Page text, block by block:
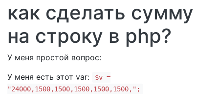
как сделать сумму
на строку в php?
У меня простой вопрос:
У меня есть этот var:
$v =
"24000,1500,1500,1500,1500,1500,";